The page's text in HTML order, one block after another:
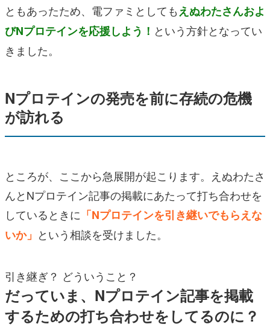
ともあったため、電ファミとしてもえぬわたさんおよ
びNプロテインを応援しよう！ という方針となってい
きました。
Nプロテインの発売を前に存続の危機
が訪れる
ところが、ここから急展開が起こります。えぬわたさ
んとNプロテイン記事の掲載にあたって打ち合わせを
しているときに 「Nプロテインを引き継いでもらえな
いか」 という相談を受けました。
引き継ぎ？ どういうこと？
だっていま、Nプロテイン記事を掲載
するための打ち合わせをしてるのに？